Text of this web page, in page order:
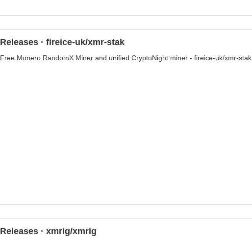
Releases · fireice-uk/xmr-stak
Free Monero RandomX Miner and unified CryptoNight miner - fireice-uk/xmr-stak
Releases · xmrig/xmrig